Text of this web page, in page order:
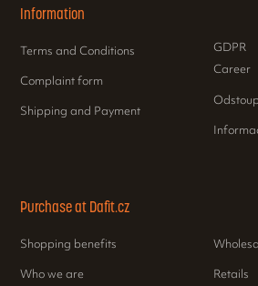
Information
Terms and Conditions
Complaint form
Shipping and Payment
GDPR
Career
Purchase at Dafit.cz
Shopping benefits
Who we are Retails